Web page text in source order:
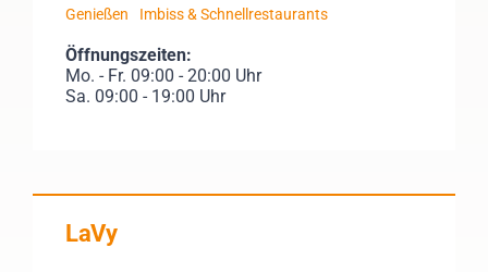
Genießen Imbiss & Schnellrestaurants
Öffnungszeiten:
Mo. - Fr. 09:00 - 20:00 Uhr
Sa. 09:00 - 19:00 Uhr
LaVy